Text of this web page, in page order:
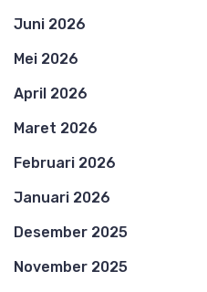
Juni 2026
Mei 2026
April 2026
Maret 2026
Februari 2026
Januari 2026
Desember 2025
November 2025